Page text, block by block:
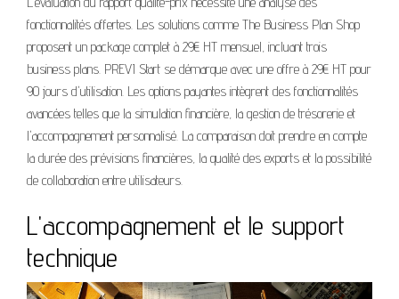
fonctionnalités offertes. Les solutions comme The Business Plan Shop
proposent un package complet à 29€ HT mensuel, incluant trois
business plans. PREVI Start se démarque avec une offre à 29€ HT pour
90 jours d'utilisation. Les options payantes intègrent des fonctionnalités
avancées telles que la simulation financière, la gestion de trésorerie et
l'accompagnement personnalisé. La comparaison doit prendre en compte
la durée des prévisions financières, la qualité des exports et la possibilité
de collaboration entre utilisateurs.
L'accompagnement et le support
technique